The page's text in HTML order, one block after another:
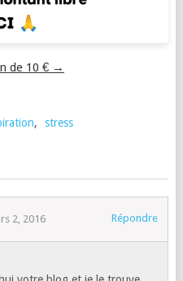
de 10 € →
, stress
2, 2016 Répondre